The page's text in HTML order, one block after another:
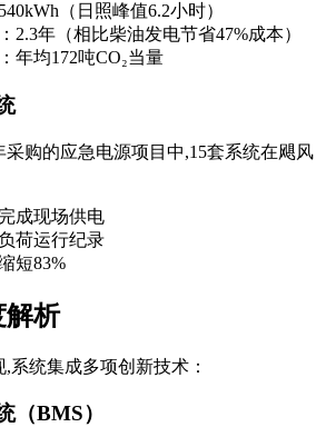
（日照峰值6.2小时）
2.3年（相比柴油发电节省47%成本）
年均172吨CO₂当量
采购的应急电源项目中,15套系统在飓风
成现场供电
荷运行纪录
短83%
解析
系统集成多项创新技术：
（BMS）